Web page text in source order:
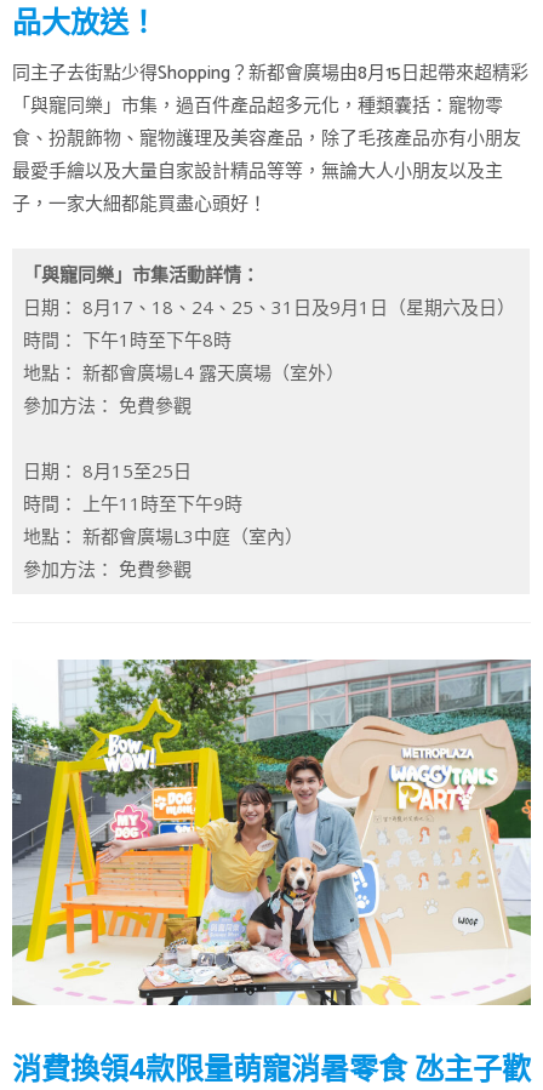
品大放送！
同主子去街點少得Shopping？新都會廣場由8月15日起帶來超精彩
「與寵同樂」市集，過百件產品超多元化，種類囊括：寵物零
食、扮靚飾物、寵物護理及美容產品，除了毛孩產品亦有小朋友
最愛手繪以及大量自家設計精品等等，無論大人小朋友以及主
子，一家大細都能買盡心頭好！
「與寵同樂」市集活動詳情：
日期： 8月17、18、24、25、31日及9月1日（星期六及日）
時間： 下午1時至下午8時
地點： 新都會廣場L4 露天廣場（室外）
參加方法： 免費參觀
日期： 8月15至25日
時間： 上午11時至下午9時
地點： 新都會廣場L3中庭（室內）
參加方法： 免費參觀
消費換領4款限量萌寵消暑零食 氹主子歡